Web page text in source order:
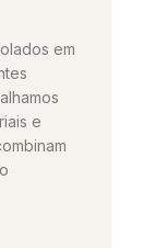
em
e